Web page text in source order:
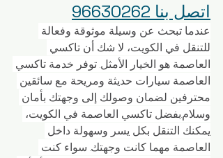
اتصل بنا 96630262
عندما تبحث عن وسيلة موثوقة وفعالة
للتنقل في الكويت، لا شك أن تاكسي
العاصمة هو الخيار الأمثل. توفر خدمة تاكسي
العاصمة سيارات حديثة ومريحة مع سائقين
محترفين لضمان وصولك إلى وجهتك بأمان
وسلام.بفضل تاكسي العاصمة في الكويت،
يمكنك التنقل بكل يسر وسهولة داخل
العاصمة مهما كانت وجهتك. سواء كنت